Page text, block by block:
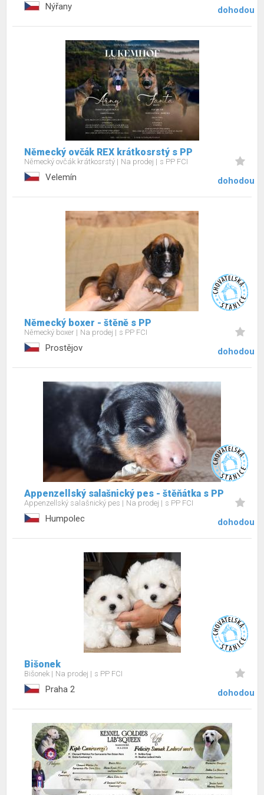
Nýřany dohodou
Německý ovčák REX krátkosrstý s PP
Německý ovčák krátkosrstý Na prodej s PP FCI
Velemín dohodou
Německý boxer - štěně s PP
Německý boxer Na prodej s PP FCI
Prostějov dohodou
Appenzellský salašnický pes - štěňátka s PP
Appenzellský salašnický pes Na prodej s PP FCI
Humpolec dohodou
Bišonek
Bišonek Na prodej s PP FCI
Praha 2 dohodou